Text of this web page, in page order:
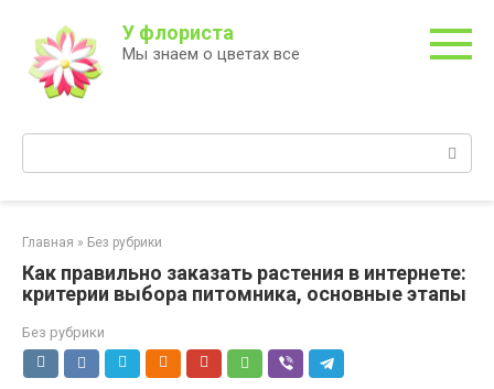
контенту
У флориста
Мы знаем о цветах все
Главная » Без рубрики
Как правильно заказать растения в интернете:
критерии выбора питомника, основные этапы
Без рубрики